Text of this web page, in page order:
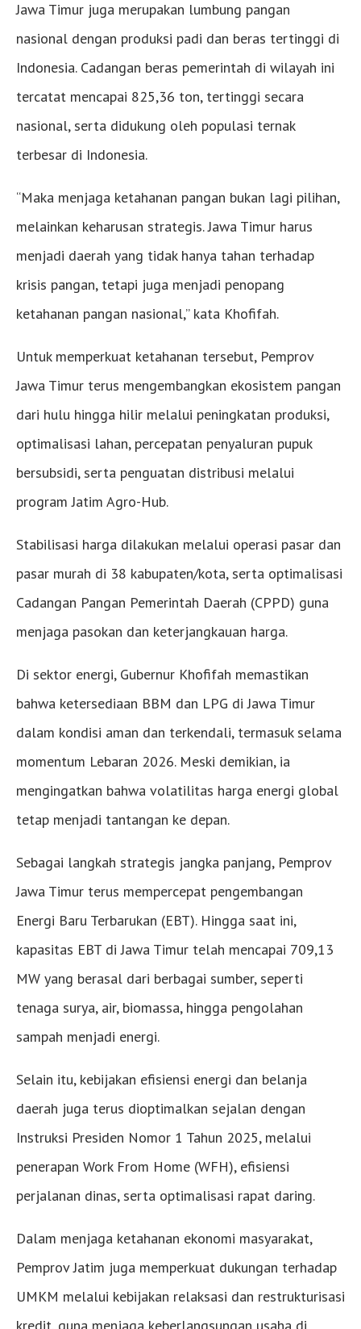
Jawa Timur juga merupakan lumbung pangan
nasional dengan produksi padi dan beras tertinggi di
Indonesia. Cadangan beras pemerintah di wilayah ini
tercatat mencapai 825,36 ton, tertinggi secara
nasional, serta didukung oleh populasi ternak
terbesar di Indonesia.
“Maka menjaga ketahanan pangan bukan lagi pilihan,
melainkan keharusan strategis. Jawa Timur harus
menjadi daerah yang tidak hanya tahan terhadap
krisis pangan, tetapi juga menjadi penopang
ketahanan pangan nasional,” kata Khofifah.
Untuk memperkuat ketahanan tersebut, Pemprov
Jawa Timur terus mengembangkan ekosistem pangan
dari hulu hingga hilir melalui peningkatan produksi,
optimalisasi lahan, percepatan penyaluran pupuk
bersubsidi, serta penguatan distribusi melalui
program Jatim Agro-Hub.
Stabilisasi harga dilakukan melalui operasi pasar dan
pasar murah di 38 kabupaten/kota, serta optimalisasi
Cadangan Pangan Pemerintah Daerah (CPPD) guna
menjaga pasokan dan keterjangkauan harga.
Di sektor energi, Gubernur Khofifah memastikan
bahwa ketersediaan BBM dan LPG di Jawa Timur
dalam kondisi aman dan terkendali, termasuk selama
momentum Lebaran 2026. Meski demikian, ia
mengingatkan bahwa volatilitas harga energi global
tetap menjadi tantangan ke depan.
Sebagai langkah strategis jangka panjang, Pemprov
Jawa Timur terus mempercepat pengembangan
Energi Baru Terbarukan (EBT). Hingga saat ini,
kapasitas EBT di Jawa Timur telah mencapai 709,13
MW yang berasal dari berbagai sumber, seperti
tenaga surya, air, biomassa, hingga pengolahan
sampah menjadi energi.
Selain itu, kebijakan efisiensi energi dan belanja
daerah juga terus dioptimalkan sejalan dengan
Instruksi Presiden Nomor 1 Tahun 2025, melalui
penerapan Work From Home (WFH), efisiensi
perjalanan dinas, serta optimalisasi rapat daring.
Dalam menjaga ketahanan ekonomi masyarakat,
Pemprov Jatim juga memperkuat dukungan terhadap
UMKM melalui kebijakan relaksasi dan restrukturisasi